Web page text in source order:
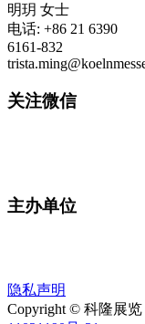
明玥 女士
电话: +86 21 6390
6161-832
关注微信
主办单位
隐私声明
Copyright © 科隆展